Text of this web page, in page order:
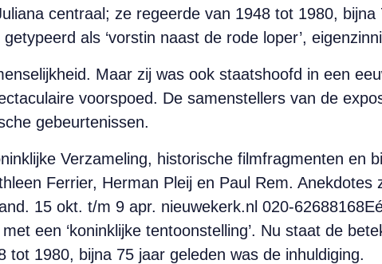
centraal; ze regeerde van 1948 tot 1980,
als ‘vorstin naast de rode loper’,
Maar zij was ook staatshoofd in een
voorspoed. De samenstellers van de
gebeurtenissen.
Verzameling, historische filmfragmenten en
Ferrier, Herman Pleij en Paul Rem. Anekdotes
15 okt. t/m 9 apr. nieuwekerk.nl 020-
een ‘koninklijke tentoonstelling’. Nu staat de
tot 1980, bijna 75 jaar geleden was de inhuldiging.